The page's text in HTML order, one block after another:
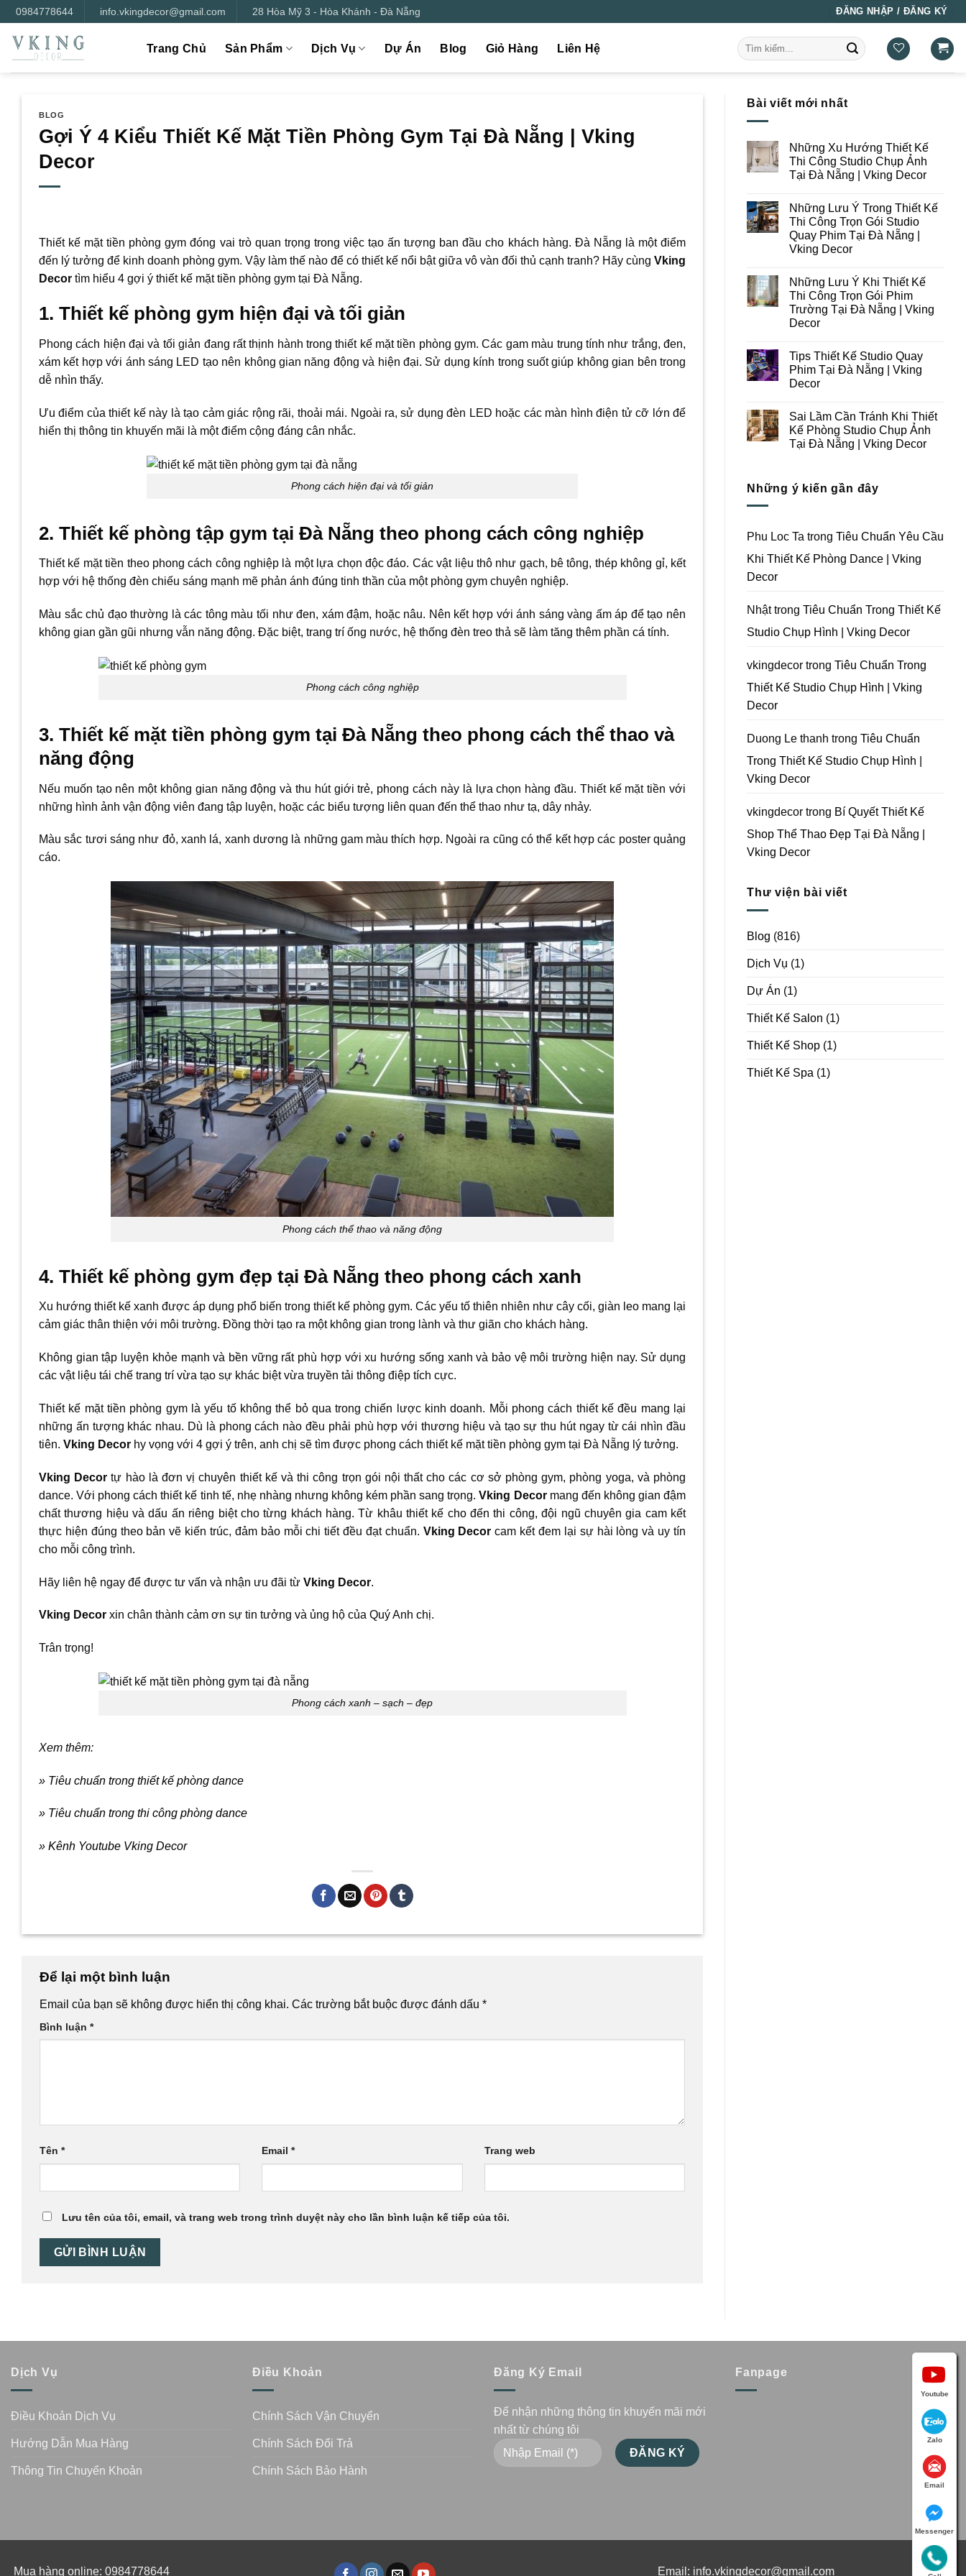
qua
nội
dung
0984778644 info.vkingdecor@gmail.com 28 Hòa Mỹ 3 - Hòa Khánh - Đà Nẵng ĐĂNG NHẬP / ĐĂNG KÝ
Trang Chủ Sản Phẩm Dịch Vụ Dự Án Blog Giỏ Hàng Liên Hệ
Tìm
kiếm:
BLOG
Gợi Ý 4 Kiểu Thiết Kế Mặt Tiền Phòng Gym Tại Đà Nẵng | Vking
Decor
Thiết kế mặt tiền phòng gym đóng vai trò quan trọng trong việc tạo ấn tượng ban đầu cho khách hàng. Đà Nẵng là một điểm
đến lý tưởng để kinh doanh phòng gym. Vậy làm thế nào để có thiết kế nổi bật giữa vô vàn đối thủ cạnh tranh? Hãy cùng Vking
Decor tìm hiểu 4 gợi ý thiết kế mặt tiền phòng gym tại Đà Nẵng.
1. Thiết kế phòng gym hiện đại và tối giản
Phong cách hiện đại và tối giản đang rất thịnh hành trong thiết kế mặt tiền phòng gym. Các gam màu trung tính như trắng, đen,
xám kết hợp với ánh sáng LED tạo nên không gian năng động và hiện đại. Sử dụng kính trong suốt giúp không gian bên trong
dễ nhìn thấy.
Ưu điểm của thiết kế này là tạo cảm giác rộng rãi, thoải mái. Ngoài ra, sử dụng đèn LED hoặc các màn hình điện tử cỡ lớn để
hiển thị thông tin khuyến mãi là một điểm cộng đáng cân nhắc.
Phong cách hiện đại và tối giản
2. Thiết kế phòng tập gym tại Đà Nẵng theo phong cách công nghiệp
Thiết kế mặt tiền theo phong cách công nghiệp là một lựa chọn độc đáo. Các vật liệu thô như gạch, bê tông, thép không gỉ, kết
hợp với hệ thống đèn chiếu sáng mạnh mẽ phản ánh đúng tinh thần của một phòng gym chuyên nghiệp.
Màu sắc chủ đạo thường là các tông màu tối như đen, xám đậm, hoặc nâu. Nên kết hợp với ánh sáng vàng ấm áp để tạo nên
không gian gần gũi nhưng vẫn năng động. Đặc biệt, trang trí ống nước, hệ thống đèn treo thả sẽ làm tăng thêm phần cá tính.
Phong cách công nghiệp
3. Thiết kế mặt tiền phòng gym tại Đà Nẵng theo phong cách thể thao và
năng động
Nếu muốn tạo nên một không gian năng động và thu hút giới trẻ, phong cách này là lựa chọn hàng đầu. Thiết kế mặt tiền với
những hình ảnh vận động viên đang tập luyện, hoặc các biểu tượng liên quan đến thể thao như tạ, dây nhảy.
Màu sắc tươi sáng như đỏ, xanh lá, xanh dương là những gam màu thích hợp. Ngoài ra cũng có thể kết hợp các poster quảng
cáo.
Phong cách thể thao và năng động
4. Thiết kế phòng gym đẹp tại Đà Nẵng theo phong cách xanh
Xu hướng thiết kế xanh được áp dụng phổ biến trong thiết kế phòng gym. Các yếu tố thiên nhiên như cây cối, giàn leo mang lại
cảm giác thân thiện với môi trường. Đồng thời tạo ra một không gian trong lành và thư giãn cho khách hàng.
Không gian tập luyện khỏe mạnh và bền vững rất phù hợp với xu hướng sống xanh và bảo vệ môi trường hiện nay. Sử dụng
các vật liệu tái chế trang trí vừa tạo sự khác biệt vừa truyền tải thông điệp tích cực.
Thiết kế mặt tiền phòng gym là yếu tố không thể bỏ qua trong chiến lược kinh doanh. Mỗi phong cách thiết kế đều mang lại
những ấn tượng khác nhau. Dù là phong cách nào đều phải phù hợp với thương hiệu và tạo sự thu hút ngay từ cái nhìn đầu
tiên. Vking Decor hy vọng với 4 gợi ý trên, anh chị sẽ tìm được phong cách thiết kế mặt tiền phòng gym tại Đà Nẵng lý tưởng.
Vking Decor tự hào là đơn vị chuyên thiết kế và thi công trọn gói nội thất cho các cơ sở phòng gym, phòng yoga, và phòng
dance. Với phong cách thiết kế tinh tế, nhẹ nhàng nhưng không kém phần sang trọng.Vking Decormang đến không gian đậm
chất thương hiệu và dấu ấn riêng biệt cho từng khách hàng. Từ khâu thiết kế cho đến thi công, đội ngũ chuyên gia cam kết
thực hiện đúng theo bản vẽ kiến trúc, đảm bảo mỗi chi tiết đều đạt chuẩn. Vking Decor cam kết đem lại sự hài lòng và uy tín
cho mỗi công trình.
Hãy liên hệ ngay để được tư vấn và nhận ưu đãi từ Vking Decor.
Vking Decor xin chân thành cảm ơn sự tin tưởng và ủng hộ của Quý Anh chị.
Trân trọng!
Phong cách xanh – sạch – đẹp
Xem thêm:
» Tiêu chuẩn trong thiết kế phòng dance
» Tiêu chuẩn trong thi công phòng dance
» Kênh Youtube Vking Decor
Để lại một bình luận
Email của bạn sẽ không được hiển thị công khai. Các trường bắt buộc được đánh dấu *
Bình luận *
Tên * Email* Trang web
Lưu tên của tôi, email, và trang web trong trình duyệt này cho lần bình luận kế tiếp của tôi.
Bài viết mới nhất
Những Xu Hướng Thiết Kế
Thi Công Studio Chụp Ảnh
Tại Đà Nẵng | Vking Decor
bình
luận
ở
Những
Xu
Hướng
Thi
Công
Studio
Chụp
Ảnh
Tại
Vking
Decor
Những Lưu Ý Trong Thiết Kế
Thi Công Trọn Gói Studio
Quay Phim Tại Đà Nẵng |
Vking Decor
bình
luận
ở
Những
Lưu
Ý
Kế
Thi
Công
Trọn
Quay
Phim
Tại
Đà
Nẵng
Những Lưu Ý Khi Thiết Kế
Thi Công Trọn Gói Phim
Trường Tại Đà Nẵng | Vking
Decor
bình
luận
ở
Những
Khi
Thiết
Kế
Thi
Công
Trường
Tại
Vking
Decor
Tips Thiết Kế Studio Quay
Phim Tại Đà Nẵng | Vking
Decor
bình
luận
ở
Tips
Quay
Phim
Vking
Sai Lầm Cần Tránh Khi Thiết
Kế Phòng Studio Chụp Ảnh
Tại Đà Nẵng | Vking Decor
luận
ở
Tránh
Khi
Kế
Tại
Đà
Nẵng
|
Những ý kiến gần đây
Phu Loc Ta trong Tiêu Chuẩn Yêu Cầu
Khi Thiết Kế Phòng Dance | Vking
Decor
Nhậttrong Tiêu Chuẩn Trong Thiết Kế
Studio Chụp Hình | Vking Decor
vkingdecor trong Tiêu Chuẩn Trong
Thiết Kế Studio Chụp Hình | Vking
Decor
Duong Le thanh trong Tiêu Chuẩn
Trong Thiết Kế Studio Chụp Hình |
Vking Decor
vkingdecor trong Bí Quyết Thiết Kế
Shop Thể Thao Đẹp Tại Đà Nẵng |
Vking Decor
Thư viện bài viết
Blog (816)
Dịch Vụ (1)
Dự Án (1)
Thiết Kế Salon (1)
Thiết Kế Shop (1)
Thiết Kế Spa (1)
Dịch Vụ
Điều Khoản Dịch Vụ
Hướng Dẫn Mua Hàng
Thông Tin Chuyển Khoản
Điều Khoản
Chính Sách Vận Chuyển
Chính Sách Đổi Trả
Chính Sách Bảo Hành
Đăng Ký Email
Để nhận những thông tin khuyến mãi mới
nhất từ chúng tôi
Fanpage
Mua hàng online: 0984778644 Email: info.vkingdecor@gmail.com
Youtube
Zalo
Email
Messenger